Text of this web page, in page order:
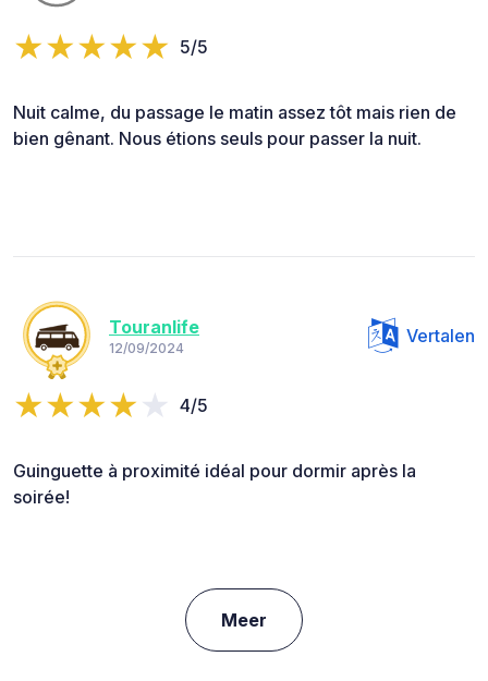
5/5
Nuit calme, du passage le matin assez tôt mais rien de
bien gênant. Nous étions seuls pour passer la nuit.
Touranlife
12/09/2024
Vertalen
4/5
Guinguette à proximité idéal pour dormir après la
soirée!
Meer